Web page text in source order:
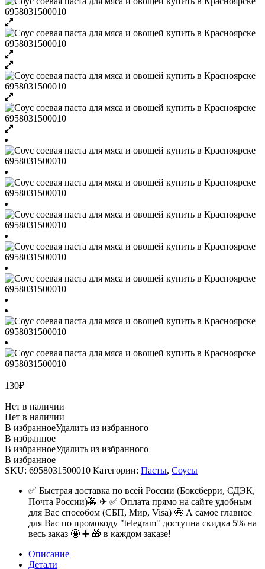
130₽
Нет в наличии
Нет в наличии
В избранноеУдалить из избранного
В избранное
В избранноеУдалить из избранного
В избранное
SKU: 6958031500010 Категории: Пасты, Соусы
✅ Быстрая доставка по всей России (Боксберри, СДЭК,
Почта России)🚕 ✈ ✅ Оплата прямо на сайте удобным
для Вас способом (СБП, Мир, Visa) 🤩 А самое главное
для Вас по промокоду "telegram" доступна скидка 5% на
весь заказ 🤩 ➕ 🎁 в каждом заказе!
Описание
Детали